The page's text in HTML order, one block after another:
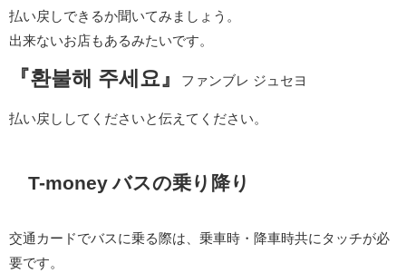
払い戻しできるか聞いてみましょう。
出来ないお店もあるみたいです。
『환불해 주세요』 ファンブレ ジュセヨ
払い戻ししてくださいと伝えてください。
T-money バスの乗り降り
交通カードでバスに乗る際は、乗車時・降車時共にタッチが必
要です。